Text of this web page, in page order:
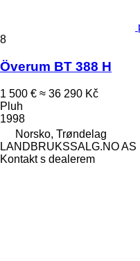
8
Överum BT 388 H
1 500 € ≈ 36 290 Kč
Pluh
1998
Norsko, Trøndelag
LANDBRUKSSALG.NO AS
Kontakt s dealerem